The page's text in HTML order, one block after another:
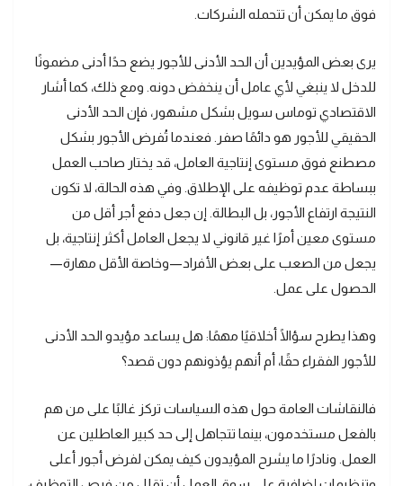
فوق ما يمكن أن تتحمله الشركات.
يرى بعض المؤيدين أن الحد الأدنى للأجور يضع حدًا أدنى مضمونًا
للدخل لا ينبغي لأي عامل أن ينخفض دونه. ومع ذلك، كما أشار
الاقتصادي توماس سويل بشكل مشهور، فإن الحد الأدنى
الحقيقي للأجور هو دائمًا صفر. فعندما تُفرض الأجور بشكل
مصطنع فوق مستوى إنتاجية العامل، قد يختار صاحب العمل
ببساطة عدم توظيفه على الإطلاق. وفي هذه الحالة، لا تكون
النتيجة ارتفاع الأجور، بل البطالة. إن جعل دفع أجر أقل من
مستوى معين أمرًا غير قانوني لا يجعل العامل أكثر إنتاجية، بل
يجعل من الصعب على بعض الأفراد—وخاصة الأقل مهارة—
الحصول على عمل.
وهذا يطرح سؤالًا أخلاقيًا مهمًا: هل يساعد مؤيدو الحد الأدنى
للأجور الفقراء حقًا، أم أنهم يؤذونهم دون قصد؟
فالنقاشات العامة حول هذه السياسات تركز غالبًا على من هم
بالفعل مستخدمون، بينما تتجاهل إلى حد كبير العاطلين عن
العمل. ونادرًا ما يشرح المؤيدون كيف يمكن لفرض أجور أعلى